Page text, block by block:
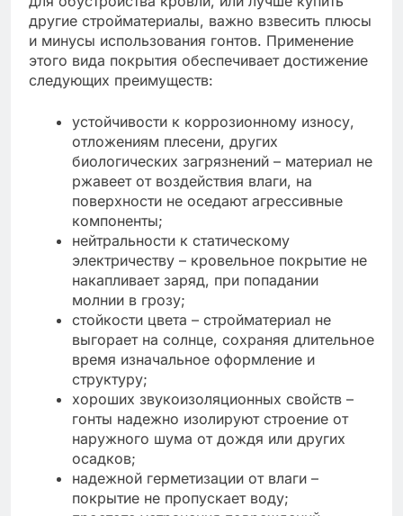
другие стройматериалы, важно взвесить плюсы
и минусы использования гонтов. Применение
этого вида покрытия обеспечивает достижение
следующих преимуществ:
устойчивости к коррозионному износу,
отложениям плесени, других
биологических загрязнений – материал не
ржавеет от воздействия влаги, на
поверхности не оседают агрессивные
компоненты;
нейтральности к статическому
электричеству – кровельное покрытие не
накапливает заряд, при попадании
молнии в грозу;
стойкости цвета – стройматериал не
выгорает на солнце, сохраняя длительное
время изначальное оформление и
структуру;
хороших звукоизоляционных свойств –
гонты надежно изолируют строение от
наружного шума от дождя или других
осадков;
надежной герметизации от влаги –
покрытие не пропускает воду;